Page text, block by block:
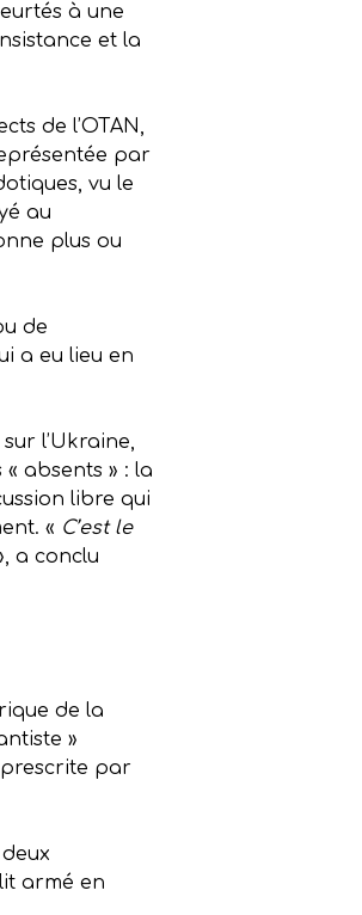
à une
et la
de l’OTAN,
par
vu le
au
plus ou
de
a eu lieu en
l’Ukraine,
absents » : la
libre qui
« C’est le
a conclu
de la
»
prescrite par
armé en